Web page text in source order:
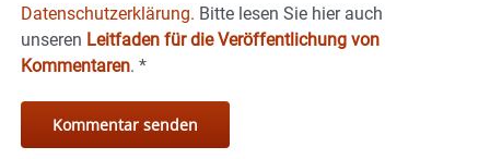
Datenschutzerklärung. Bitte lesen Sie hier auch
unseren Leitfaden für die Veröffentlichung von
Kommentaren. *